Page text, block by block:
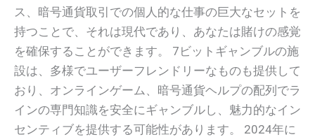
ス、暗号通貨取引での個人的な仕事の巨大なセットを
持つことで、それは現代であり、あなたは賭けの感覚
を確保することができます。 7ビットギャンブルの施
設は、多様でユーザーフレンドリーなものも提供して
おり、オンラインゲーム、暗号通貨ヘルプの配列でラ
インの専門知識を安全にギャンブルし、魅力的なイン
センティブを提供する可能性があります。 2024年に